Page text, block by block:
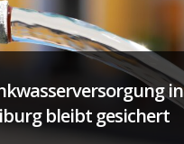
in
bleibt gesichert